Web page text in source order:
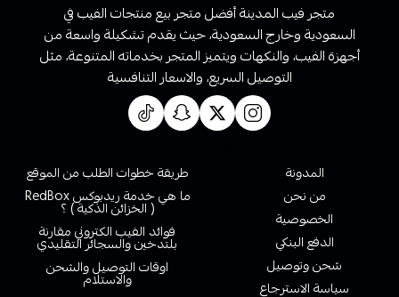
متجر فيب المدينة أفضل متجر بيع منتجات الفيب في
السعودية وخارج السعودية، حيث يقدم تشكيلة واسعة من
أجهزة الفيب، والنكهات ويتميز المتجر بخدماته المتنوعة، مثل
التوصيل السريع، والاسعار التنافسية
المدونة
من نحن
الخصوصية
الدفع البنكي
شحن وتوصيل
سياسة الاسترجاع
طريقة خطوات الطلب من الموقع
ما هي خدمة ريدبوكس RedBox
( الخزائن الذكية ) ؟
فوائد الفيب الكتروني مقارنة
بلتدخين والسجائر التقليدي
اوقات التوصيل والشحن
والاستلام